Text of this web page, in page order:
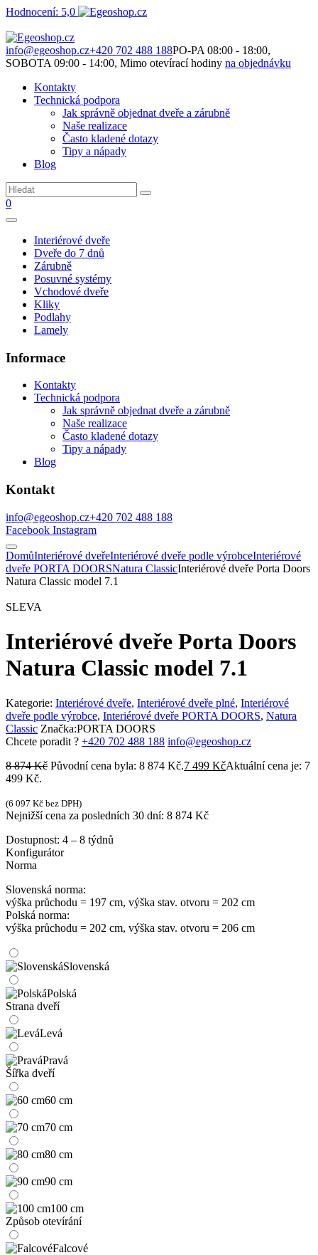
Hodnocení: 5,0
info@egeoshop.cz+420 702 488 188PO-PA 08:00 - 18:00,
SOBOTA 09:00 - 14:00, Mimo otevírací hodiny na objednávku
Kontakty
Technická podpora
Jak správně objednat dveře a zárubně
Naše realizace
Často kladené dotazy
Tipy a nápady
Blog
0
Interiérové dveře
Dveře do 7 dnů
Zárubně
Posuvné systémy
Vchodové dveře
Kliky
Podlahy
Lamely
Informace
Kontakty
Technická podpora
Jak správně objednat dveře a zárubně
Naše realizace
Často kladené dotazy
Tipy a nápady
Blog
Kontakt
info@egeoshop.cz+420 702 488 188
Facebook Instagram
DomůInteriérové dveřeInteriérové dveře podle výrobceInteriérové
dveře PORTA DOORSNatura ClassicInteriérové dveře Porta Doors
Natura Classic model 7.1
SLEVA
Interiérové dveře Porta Doors
Natura Classic model 7.1
Kategorie: Interiérové dveře, Interiérové dveře plné, Interiérové
dveře podle výrobce, Interiérové dveře PORTA DOORS, Natura
Classic Značka:PORTA DOORS
Chcete poradit ? +420 702 488 188 info@egeoshop.cz
8 874Kč Původní cena byla: 8 874 Kč.7 499 KčAktuální cena je: 7
499 Kč.
(6 097 Kč bez DPH)
Nejnižší cena za posledních 30 dní: 8 874 Kč
Dostupnost: 4 – 8 týdnů
Konfigurátor
Norma
Slovenská norma:
výška průchodu = 197 cm, výška stav. otvoru = 202 cm
Polská norma:
výška průchodu = 202 cm, výška stav. otvoru = 206 cm
Slovenská
Polská
Strana dveří
Levá
Pravá
Šířka dveří
60 cm
70 cm
80 cm
90 cm
100 cm
Způsob otevírání
Falcové